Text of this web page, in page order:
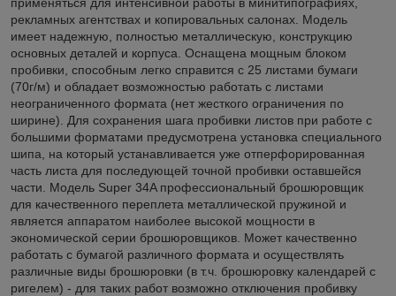
рекламных агентствах и копировальных салонах. Модель
имеет надежную, полностью металлическую, конструкцию
основных деталей и корпуса. Оснащена мощным блоком
пробивки, способным легко справится с 25 листами бумаги
(70г/м) и обладает возможностью работать с листами
неограниченного формата (нет жесткого ограничения по
ширине). Для сохранения шага пробивки листов при работе с
большими форматами предусмотрена установка специального
шипа, на который устанавливается уже отперфорированная
часть листа для последующей точной пробивки оставшейся
части. Модель Super 34A профессиональный брошюровщик
для качественного переплета металлической пружиной и
является аппаратом наиболее высокой мощности в
экономической серии брошюровщиков. Может качественно
работать с бумагой различного формата и осуществлять
различные виды брошюровки (в т.ч. брошюровку календарей с
ригелем) - для таких работ возможно отключения пробивку